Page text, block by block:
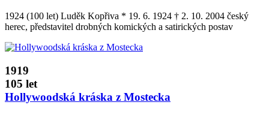
1924 (100 let) Luděk Kopřiva * 19. 6. 1924 † 2. 10. 2004 český
herec, představitel drobných komických a satirických postav
1919
105 let
Hollywoodská kráska z Mostecka